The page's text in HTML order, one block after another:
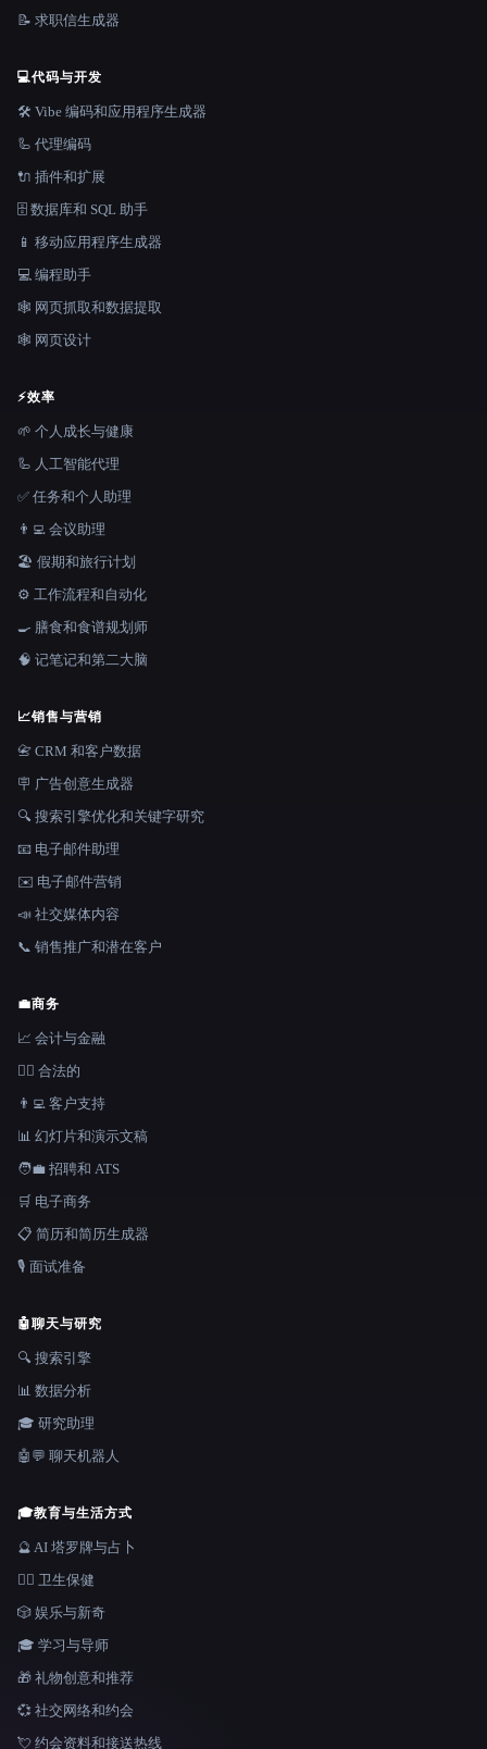
📝 求职信生成器
💻代码与开发
🛠️ Vibe 编码和应用程序生成器
🦾 代理编码
🔌 插件和扩展
🗄️ 数据库和 SQL 助手
📱 移动应用程序生成器
💻 编程助手
🕸️ 网页抓取和数据提取
🕸 网页设计
⚡效率
🌱 个人成长与健康
🦾 人工智能代理
✅ 任务和个人助理
👨‍💻 会议助理
🏖 假期和旅行计划
⚙️ 工作流程和自动化
🍳 膳食和食谱规划师
🧠 记笔记和第二大脑
📈销售与营销
📇 CRM 和客户数据
🪧 广告创意生成器
🔍 搜索引擎优化和关键字研究
📧 电子邮件助理
✉️ 电子邮件营销
📣 社交媒体内容
📞 销售推广和潜在客户
💼商务
📈 会计与金融
👩‍⚖️ 合法的
👨‍💻 客户支持
📊 幻灯片和演示文稿
🧑‍💼 招聘和 ATS
🛒 电子商务
📋 简历和简历生成器
🎙️ 面试准备
🤖聊天与研究
🔍 搜索引擎
📊 数据分析
🎓 研究助理
🤖💬 聊天机器人
🎓教育与生活方式
🔮 AI 塔罗牌与占卜
👩‍⚕️ 卫生保健
🎲 娱乐与新奇
🎓 学习与导师
🎁 礼物创意和推荐
💞 社交网络和约会
💘 约会资料和接送热线